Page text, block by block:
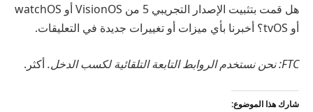
هل قمت بتثبيت الإصدار التجريبي 5 من VisionOS أو watchOS
أو tvOS؟ أخبرنا بأي ميزات أو تغييرات جديدة في التعليقات.
FTC: نحن نستخدم الروابط التابعة التلقائية لكسب الدخل. أكثر.
شارك هذا الموضوع: